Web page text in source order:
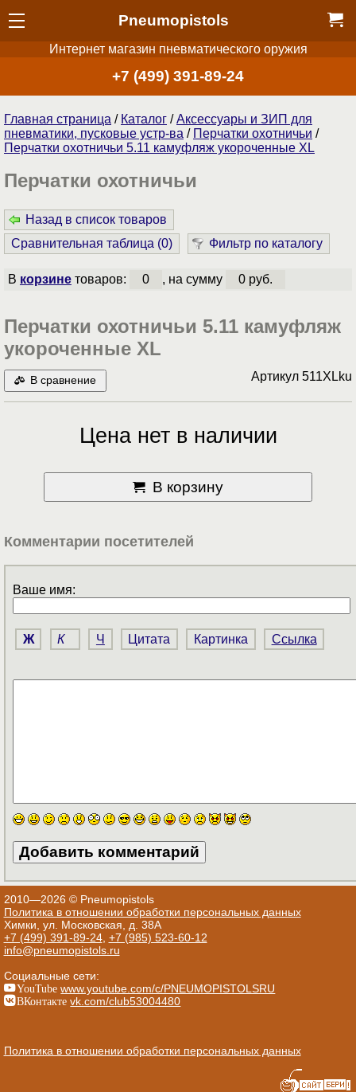
Pneumopistols
Интернет магазин пневматического оружия
+7 (499) 391-89-24
Главная страница / Каталог /Аксессуары и ЗИП для
пневматики, пусковые устр-ва / Перчатки охотничьи /
Перчатки охотничьи 5.11 камуфляж укороченные XL
Перчатки охотничьи
Назад в список товаров
Сравнительная таблица (0) Фильтр по каталогу
В корзинетоваров: 0 , на сумму 0 руб.
Перчатки охотничьи 5.11 камуфляж
укороченные XL
В сравнение Артикул 511XLku
Цена нет в наличии
В корзину
Комментарии посетителей
Ваше имя:
Ж К Ч Цитата Картинка Ссылка
2010—2026 © Pneumopistols
Политика в отношении обработки персональных данных
Химки, ул. Московская, д. 38А
+7 (499) 391-89-24, +7 (985) 523-60-12
info@pneumopistols.ru
Социальные сети:
YouTube www.youtube.com/c/PNEUMOPISTOLSRU
ВКонтакте vk.com/club53004480
Политика в отношении обработки персональных данных